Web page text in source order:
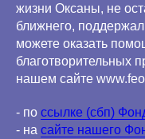
жизни Оксаны, не
ближнего,
можете оказать
благотворительных
нашем сайте
- по ссылке (сбп)
- на сайте нашего